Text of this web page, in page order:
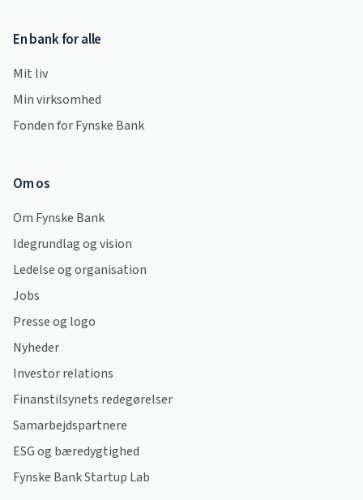
En bank for alle
Mit liv
Min virksomhed
Fonden for Fynske Bank
Om os
Om Fynske Bank
Idegrundlag og vision
Ledelse og organisation
Jobs
Presse og logo
Nyheder
Investor relations
Finanstilsynets redegørelser
Samarbejdspartnere
ESG og bæredygtighed
Fynske Bank Startup Lab